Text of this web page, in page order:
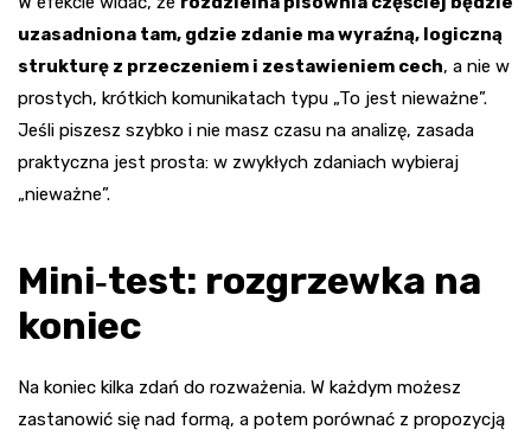
uzasadniona tam, gdzie zdanie ma wyraźną, logiczną
strukturę z przeczeniem i zestawieniem cech, a nie w
prostych, krótkich komunikatach typu „To jest nieważne”.
Jeśli piszesz szybko i nie masz czasu na analizę, zasada
praktyczna jest prosta: w zwykłych zdaniach wybieraj
„nieważne”.
Mini‑test: rozgrzewka na
koniec
Na koniec kilka zdań do rozważenia. W każdym możesz
zastanowić się nad formą, a potem porównać z propozycją